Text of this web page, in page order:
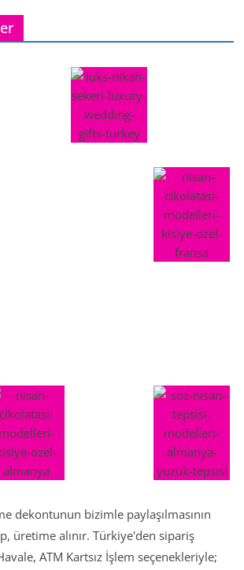
dekontunun bizimle paylaşılmasının
üretime alınır. Türkiye'den sipariş
ATM Kartsız İşlem seçenekleriyle;